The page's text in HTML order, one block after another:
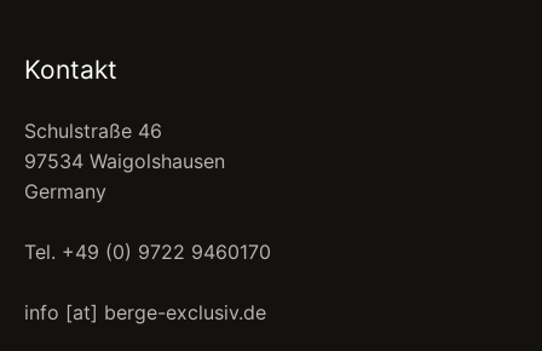
Kontakt
Schulstraße 46
97534 Waigolshausen
Germany
Tel. +49 (0) 9722 9460170
info [at] berge-exclusiv.de